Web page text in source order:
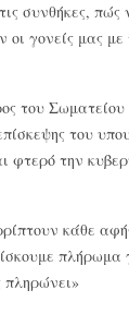
συνθήκες, πώς
γονείς μας με
του
του
φτερό την
κάθε
πληρώνει»